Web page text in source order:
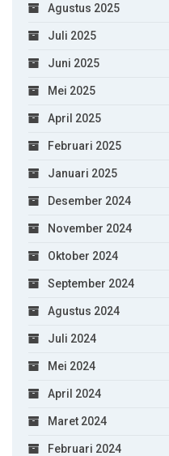
Agustus 2025
Juli 2025
Juni 2025
Mei 2025
April 2025
Februari 2025
Januari 2025
Desember 2024
November 2024
Oktober 2024
September 2024
Agustus 2024
Juli 2024
Mei 2024
April 2024
Maret 2024
Februari 2024